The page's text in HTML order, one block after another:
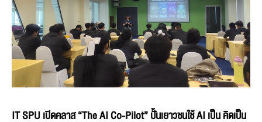
IT SPU เปิดคลาส “The AI Co-Pilot” ปั้นเยาวชนใช้ AI เป็น คิดเป็น